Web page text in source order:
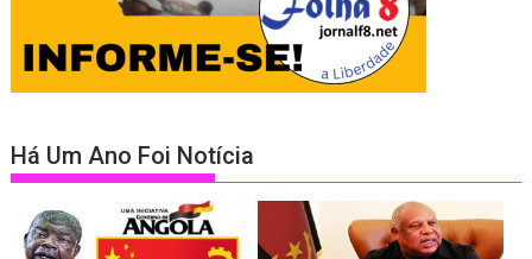
Há Um Ano Foi Notícia